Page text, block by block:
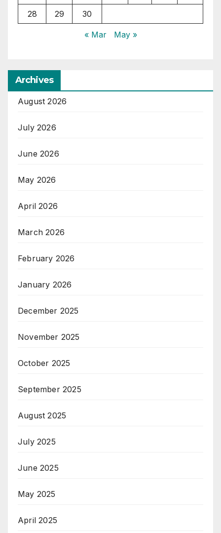
28
29 30
« Mar May »
Archives
August 2026
July 2026
June 2026
May 2026
April 2026
March 2026
February 2026
January 2026
December 2025
November 2025
October 2025
September 2025
August 2025
July 2025
June 2025
May 2025
April 2025